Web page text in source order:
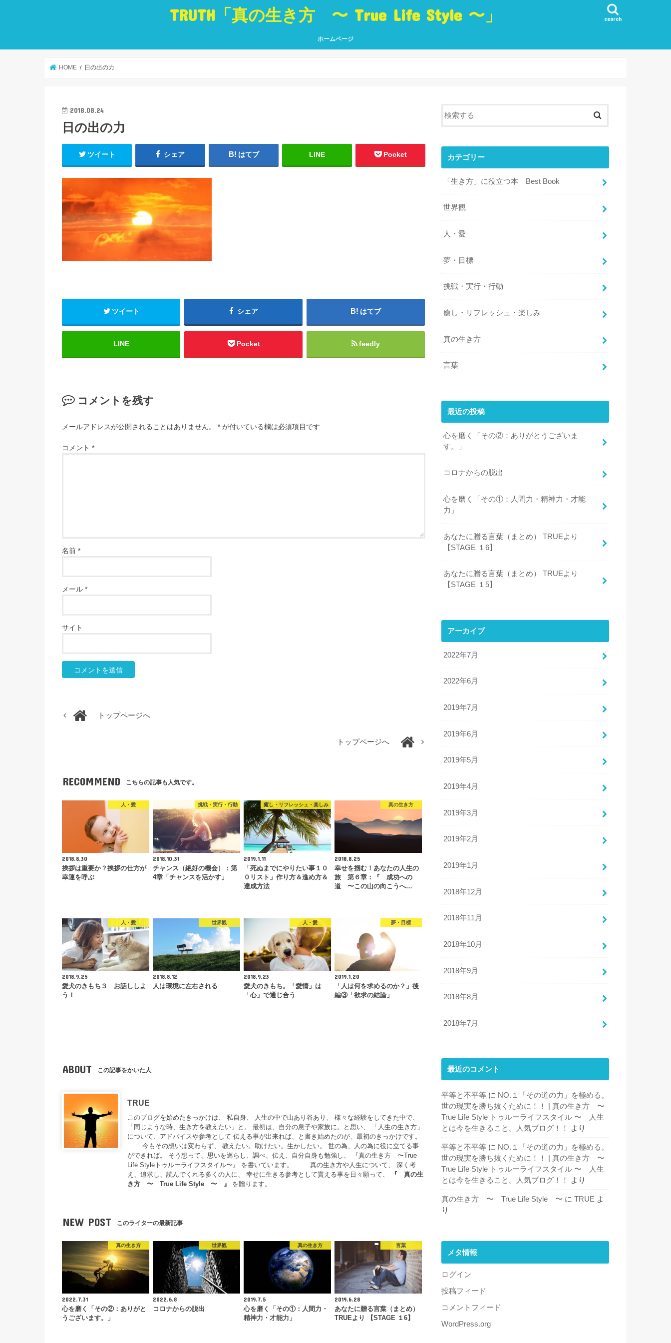
TRUTH「真の生き方 〜 True Life Style 〜」 search
ホームページ
HOME 日の出の力
2018.08.24
日の出の力
ツイート シェア はてブ LINE Pocket
ツイート シェア はてブ
LINE Pocket feedly
コメントを残す
メールアドレスが公開されることはありません。 * が付いている欄は必須項目です
コメント *
名前 *
メール *
サイト
トップページへ
トップページへ
RECOMMEND こちらの記事も人気です。
人・愛
2018.8.30
挨拶は重要か？挨拶の仕方が
幸運を呼ぶ
挑戦・実行・行動
2018.10.31
チャンス（絶好の機会）：第
4章「チャンスを活かす」
癒し・リフレッシュ・楽しみ
2019.1.11
「死ぬまでにやりたい事１０
０リスト」作り方＆進め方＆
達成方法
真の生き方
2018.8.25
幸せを掴む！あなたの人生の
旅 第６章：『 成功への
道 〜この山の向こうへ…
人・愛
2018.9.25
愛犬のきもち３ お話ししよ
う！
世界観
2018.8.12
人は環境に左右される
人・愛
2018.9.23
愛犬のきもち。「愛情」は
「心」で通じ合う
夢・目標
2019.1.20
「人は何を求めるのか？」後
編③「欲求の結論」
ABOUT この記事をかいた人
TRUE
このブログを始めたきっかけは、 私自身、 人生の中で山あり谷あり、 様々な経験をしてきた中で、
「同じような時、生き方を教えたい」と。 最初は、自分の息子や家族に。と思い、 「人生の生き方」
について、アドバイスや参考として 伝える事が出来れば、と書き始めたのが、最初のきっかけです。
今もその想いは変わらず、 教えたい。助けたい。生かしたい。 世の為、人の為に役に立てる事
ができれば。 そう想って、思いを巡らし、調べ、伝え、自分自身も勉強し、 『真の生き方 〜True
Life Styleトゥルーライフスタイル〜』 を書いています。 真の生き方や人生について、 深く考
え、追求し、読んでくれる多くの人に、 幸せに生きる参考として貰える事を日々願って、
『真の生
き方 〜 True Life Style 〜 』 を贈ります。
NEW POST このライターの最新記事
真の生き方
2022.7.31
心を磨く「その②：ありがと
うございます。」
世界観
2022.6.8
コロナからの脱出
真の生き方
2019.7.5
心を磨く「その①：人間力・
精神力・才能力」
言葉
2019.6.28
あなたに贈る言葉（まとめ）
TRUEより 【STAGE １6】
カテゴリー
「生き方」に役立つ本 Best Book
世界観
人・愛
夢・目標
挑戦・実行・行動
癒し・リフレッシュ・楽しみ
真の生き方
言葉
最近の投稿
心を磨く「その②：ありがとうございま
す。」
コロナからの脱出
心を磨く「その①：人間力・精神力・才能
力」
あなたに贈る言葉（まとめ） TRUEより
【STAGE １6】
あなたに贈る言葉（まとめ） TRUEより
【STAGE １5】
アーカイブ
2022年7月
2022年6月
2019年7月
2019年6月
2019年5月
2019年4月
2019年3月
2019年2月
2019年1月
2018年12月
2018年11月
2018年10月
2018年9月
2018年8月
2018年7月
最近のコメント
平等と不平等 に NO.１「その道の力」を極める。
世の現実を勝ち抜くために！！ | 真の生き方 〜
True Life Style トゥルーライフスタイル 〜 人生
とは今を生きること。人気ブログ！！
より
平等と不平等 に NO.１「その道の力」を極める。
世の現実を勝ち抜くために！！ | 真の生き方 〜
True Life Style トゥルーライフスタイル 〜 人生
とは今を生きること。人気ブログ！！
より
真の生き方 〜 True Life Style 〜 に TRUE よ
り
メタ情報
ログイン
投稿フィード
コメントフィード
WordPress.org